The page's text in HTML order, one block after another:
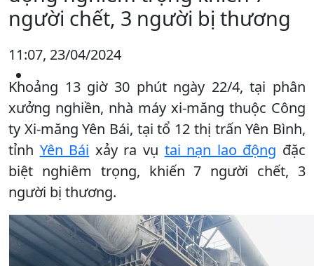
người chết, 3 người bị thương
11:07, 23/04/2024
Khoảng 13 giờ 30 phút ngày 22/4, tại phân
xưởng nghiền, nhà máy xi-măng thuộc Công
ty Xi-măng Yên Bái, tại tổ 12 thị trấn Yên Bình,
tỉnh Yên Bái xảy ra vụ tai nạn lao động đặc
biệt nghiêm trọng, khiến 7 người chết, 3
người bị thương.